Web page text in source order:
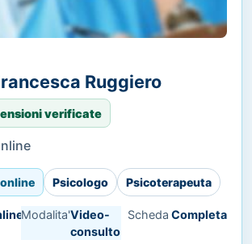
Ruggiero
verificate
Psicologo Psicoterapeuta
Modalita'Video-
consulto
Scheda Completa